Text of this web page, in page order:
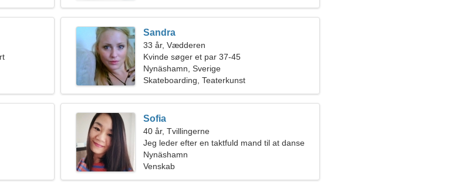
Sandra
33 år, Vædderen
Kvinde søger et par 37-45
Nynäshamn, Sverige
Skateboarding, Teaterkunst
Sofia
40 år, Tvillingerne
Jeg leder efter en taktfuld mand til at danse
Nynäshamn
Venskab